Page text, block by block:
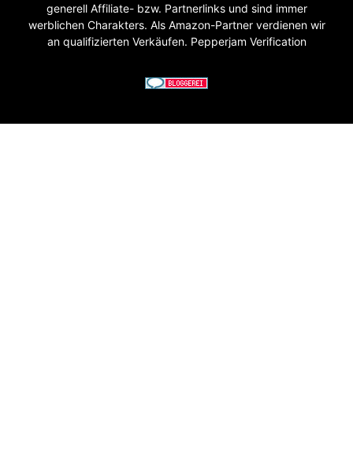
generell Affiliate- bzw. Partnerlinks und sind immer
werblichen Charakters. Als Amazon-Partner verdienen wir
an qualifizierten Verkäufen. Pepperjam Verification